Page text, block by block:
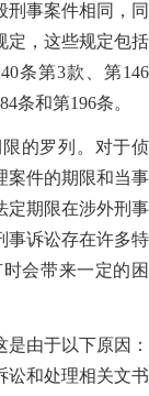
刑事案件相同，同
定，这些规定包括
条第3款、第146
条和第196条。
的罗列。对于侦
案件的期限和当事
定期限在涉外刑事
事诉讼存在许多特
会带来一定的困
由于以下原因：
讼和处理相关文书